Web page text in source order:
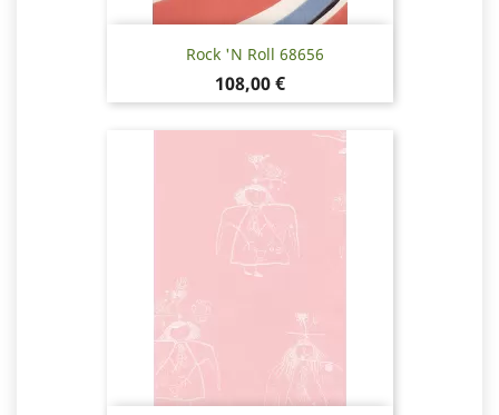
Rock 'N Roll 68656
Hinta
108,00 €